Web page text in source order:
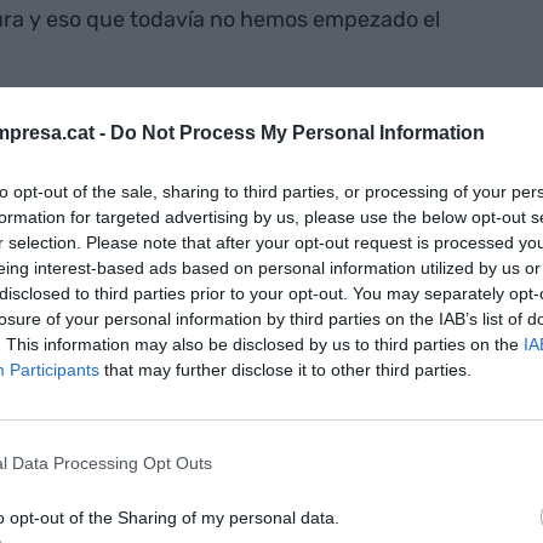
- Do Not Process My Personal Information
opt-out of the sale, sharing to third parties, or processing of your
for targeted advertising by us, please use the below opt-out
selection. Please note that after your opt-out request is processed
interest-based ads based on personal information utilized by us
to third parties prior to your opt-out. You may separately
of your personal information by third parties on the IAB’s list of
This information may also be disclosed by us to third parties on the
Participants that may further disclose it to other third parties.
Data Processing Opt Outs
opt-out of the Sharing of my personal data.
y eso que todavía no hemos empezado el
la facultad me cautivó e hice la carrera para
en un bufete y cuando acabé, monté un
y una profesión apasionante que te da una
enamorado de esta profesión.
inspiré en los despachos de abogados
de Nueva York, Los Ángeles, o Londres. Esto
del cónsul de Japón en Barcelona hasta
nos permitió dedicarnos sólo al despacho.